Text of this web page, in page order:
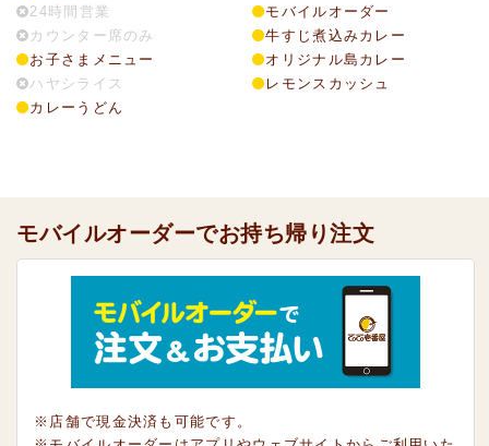
24時間営業
カウンター席のみ
お子さまメニュー
ハヤシライス
カレーうどん
モバイルオーダー
牛すじ煮込みカレー
オリジナル島カレー
レモンスカッシュ
モバイルオーダーでお持ち帰り注文
※店舗で現金決済も可能です。